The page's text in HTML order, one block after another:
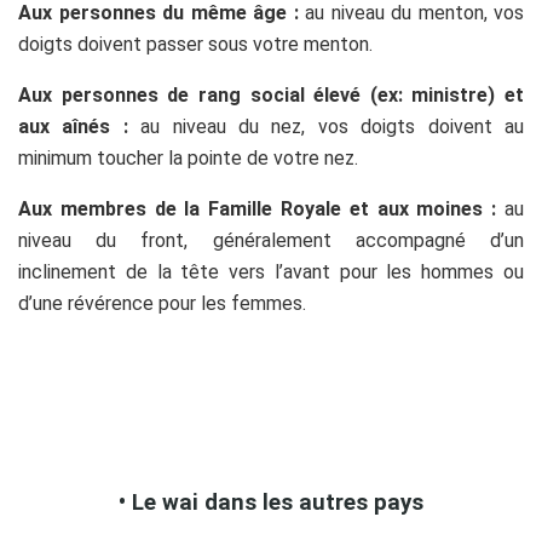
Aux personnes du même âge :au niveau du menton, vos
doigts doivent passer sous votre menton.
Aux personnes de rang social élevé (ex: ministre) et
aux aînés :au niveau du nez, vos doigts doivent au
minimum toucher la pointe de votre nez.
Aux membres de la Famille Royale et aux moines : au
niveau du front, généralement accompagné d’un
inclinement de la tête vers l’avant pour les hommes ou
d’une révérence pour les femmes.
• Le wai dans les autres pays